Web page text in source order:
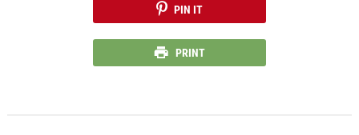
PIN IT
PRINT